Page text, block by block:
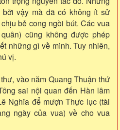
vậy mà đã có không ít sử
bẻ cong ngòi bút. Các vua
cũng không được phép
những gì về mình. Tuy nhiên,
vị.
vào năm Quang Thuận thứ
sai nội quan đến Hàn lâm
Nghĩa để mượn Thực lục (tài
ngày của vua) về cho vua